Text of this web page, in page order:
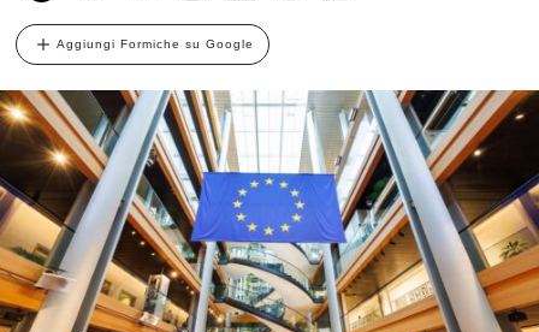
Aggiungi Formiche su Google